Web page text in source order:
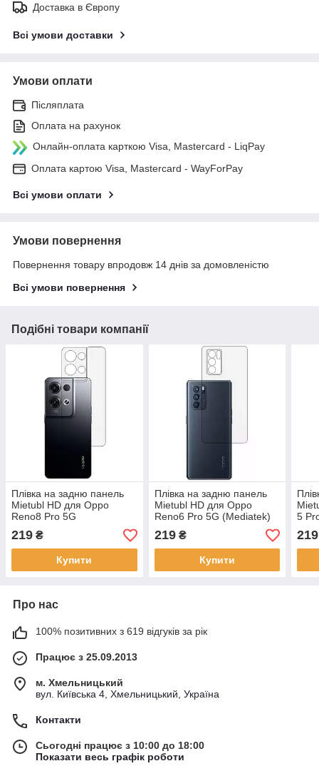
Доставка в Європу
Всі умови доставки
Умови оплати
Післяплата
Оплата на рахунок
Онлайн-оплата карткою Visa, Mastercard - LiqPay
Оплата картою Visa, Mastercard - WayForPay
Всі умови оплати
Умови повернення
Повернення товару впродовж 14 днів за домовленістю
Всі умови повернення
Подібні товари компанії
Плівка на задню панель
Mietubl HD для Oppo
Reno8 Pro 5G
219 ₴
Купити
Плівка на задню панель
Mietubl HD для Oppo
Reno6 Pro 5G (Mediatek)
219₴
Купити
5
219
Про нас
100% позитивних з 619 відгуків за рік
Працює з 25.09.2013
м. Хмельницький
вул. Київська 4, Хмельницький, Україна
Контакти
Сьогодні працює з 10:00 до 18:00
Показати весь графік роботи